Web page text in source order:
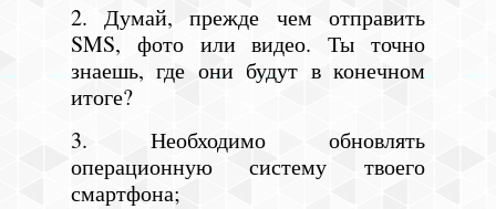
2. Думай, прежде чем отправить
SMS, фото или видео. Ты точно
знаешь, где они будут в конечном
итоге?
3. Необходимо обновлять
операционную систему твоего
смартфона;